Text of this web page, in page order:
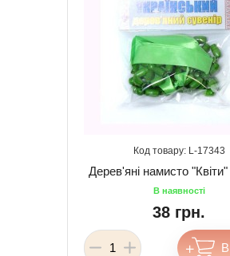
17343
Дерев'яні намисто
38 грн.